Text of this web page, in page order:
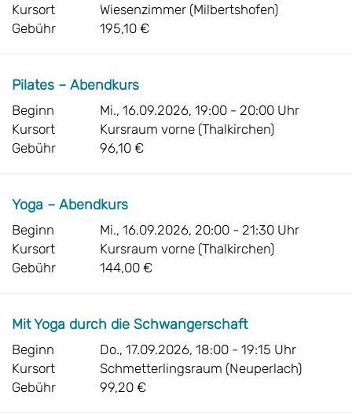
Kursort
Wiesenzimmer (Milbertshofen)
Gebühr
195,10 €
Pilates – Abendkurs
Beginn
Mi., 16.09.2026, 19:00 - 20:00 Uhr
Kursort
Kursraum vorne (Thalkirchen)
Gebühr
96,10 €
Yoga – Abendkurs
Beginn
Mi., 16.09.2026, 20:00 - 21:30 Uhr
Kursort
Kursraum vorne (Thalkirchen)
Gebühr
144,00 €
Mit Yoga durch die Schwangerschaft
Beginn
Do., 17.09.2026, 18:00 - 19:15 Uhr
Kursort
Schmetterlingsraum (Neuperlach)
Gebühr
99,20 €